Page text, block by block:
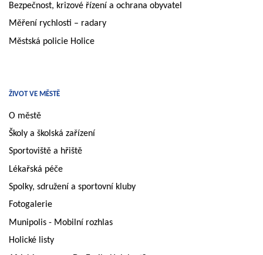
Bezpečnost, krizové řízení a ochrana obyvatel
Měření rychlosti – radary
Městská policie Holice
ŽIVOT VE MĚSTĚ
O městě
Školy a školská zařízení
Sportoviště a hřiště
Lékařská péče
Spolky, sdružení a sportovní kluby
Fotogalerie
Munipolis - Mobilní rozhlas
Holické listy